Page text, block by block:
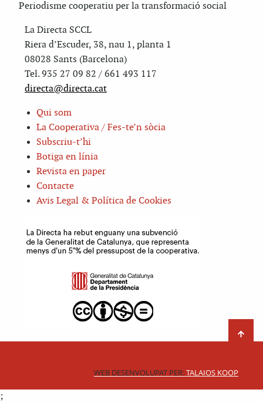
Periodisme cooperatiu per la transformació social
La Directa SCCL
Riera d’Escuder, 38, nau 1, planta 1
08028 Sants (Barcelona)
Tel. 935 27 09 82 / 661 493 117
directa@directa.cat
Qui som
La Cooperativa / Fes-te’n sòcia
Subscriu-t’hi
Botiga en línia
Revista en paper
Contacte
Avis Legal & Política de Cookies
WEB DESENVOLUPAT PER:TALAIOS KOOP
;